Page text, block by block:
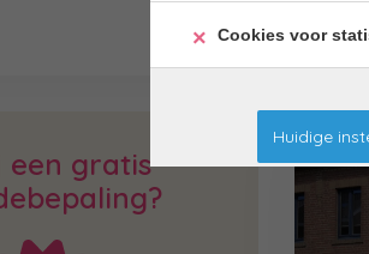
een gratis
Cookies voor
Huidige